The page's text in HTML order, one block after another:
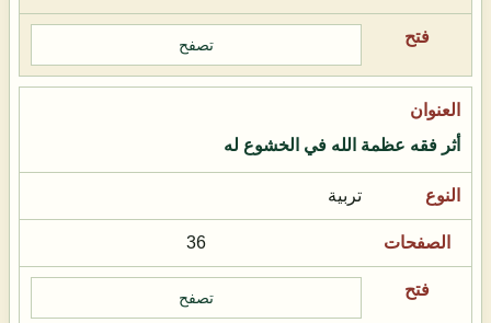
تصفح
أثر فقه عظمة الله في الخشوع له
تربية
36
تصفح